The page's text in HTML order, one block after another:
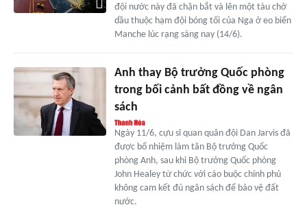
đội nước này đã chặn bắt và lên một tàu chở
dầu thuộc hạm đội bóng tối của Nga ở eo biển
Manche lúc rạng sáng nay (14/6).
Anh thay Bộ trưởng Quốc phòng
trong bối cảnh bất đồng về ngân
sách
Ngày 11/6, cựu sĩ quan quân đội Dan Jarvis đã
được bổ nhiệm làm tân Bộ trưởng Quốc
phòng Anh, sau khi Bộ trưởng Quốc phòng
John Healey từ chức với cáo buộc chính phủ
không cam kết đủ ngân sách để bảo vệ đất
nước.